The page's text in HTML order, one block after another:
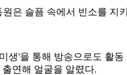
은 슬픔 속에서 빈소를 지
생'을 통해 방송으로도 활
연해 얼굴을 알렸다.